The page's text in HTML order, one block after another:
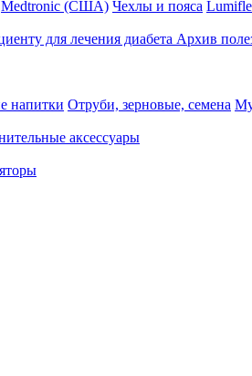
Medtronic (США) Чехлы и пояса
для лечения диабета Архив
напитки Отруби, зерновые, семена
аксессуары